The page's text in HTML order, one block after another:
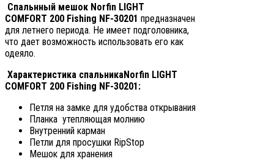
Спальнный мешок Norfin LIGHT
COMFORT 200 Fishing NF-30201 предназначен
для летнего периода. Не имеет подголовника,
что дает возможность использовать его как
одеяло.
Характеристика спальникаNorfin LIGHT
COMFORT 200 Fishing NF-30201:
Петля на замке для удобства открывания
Планка утепляющая молнию
Внутренний карман
Петли для просушки RipStop
Мешок для хранения